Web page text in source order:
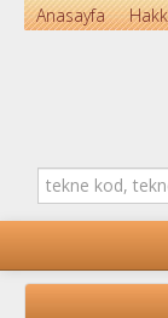
Anasayfa
ANASAYFA